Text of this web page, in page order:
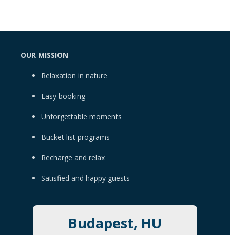
OUR MISSION
Relaxation in nature
Easy booking
Unforgettable moments
Bucket list programs
Recharge and relax
Satisfied and happy guests
Budapest, HU